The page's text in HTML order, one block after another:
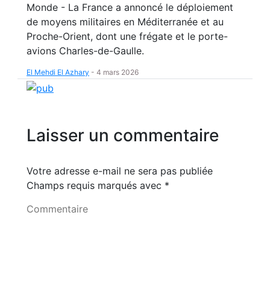
Monde - La France a annoncé le déploiement
de moyens militaires en Méditerranée et au
Proche-Orient, dont une frégate et le porte-
avions Charles-de-Gaulle.
El Mehdi El Azhary - 4 mars 2026
Laisser un commentaire
Votre adresse e-mail ne sera pas publiée
Champs requis marqués avec *
Commentaire